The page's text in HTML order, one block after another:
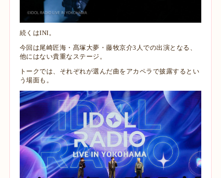
続くはINI。
今回は尾崎匠海・髙塚大夢・藤牧京介3人での出演となる、
他にはない貴重なステージ。
トークでは、それぞれが選んだ曲をアカペラで披露するとい
う場面も。